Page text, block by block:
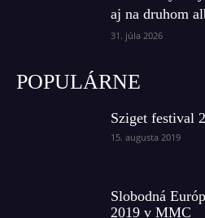
aj na druhom
31. júla 2026
POPULÁRNE
Sziget festival
15. augusta 2019
Slobodná
2019 v MMC